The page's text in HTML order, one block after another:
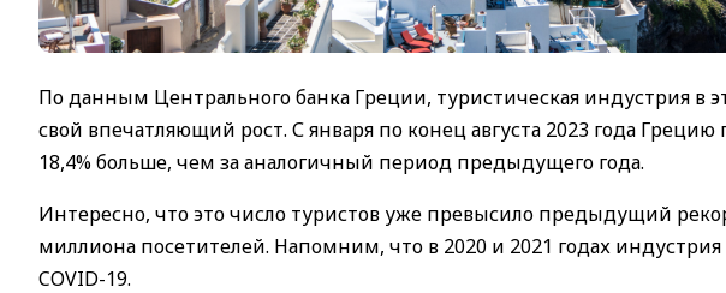
По данным Центрального банка Греции, туристическая индустрия в
свой впечатляющий рост. С января по конец августа 2023 года Грецию
18,4% больше, чем за аналогичный период предыдущего года.
Интересно, что это число туристов уже превысило предыдущий
миллиона посетителей. Напомним, что в 2020 и 2021 годах
COVID-19.